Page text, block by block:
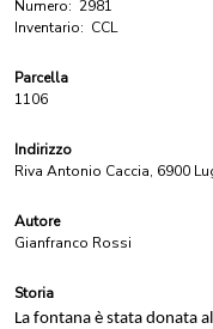
Numero: 2981
Inventario: CCL
Parcella
1106
Indirizzo
Riva Antonio Caccia, 6900
Autore
Gianfranco Rossi
Storia
La fontana è stata donata